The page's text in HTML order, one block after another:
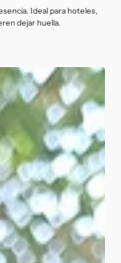
Ideal para hoteles,
dejar huella.